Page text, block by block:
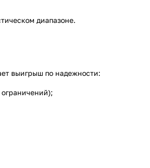
диапазоне.
выигрыш по надежности: